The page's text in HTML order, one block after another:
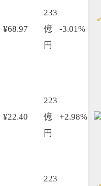
¥68.97
233
億
円
-3.01%
¥22.40
223
億
円
+2.98%
223